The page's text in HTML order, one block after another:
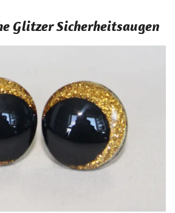
Glitzer Sicherheitsaugen